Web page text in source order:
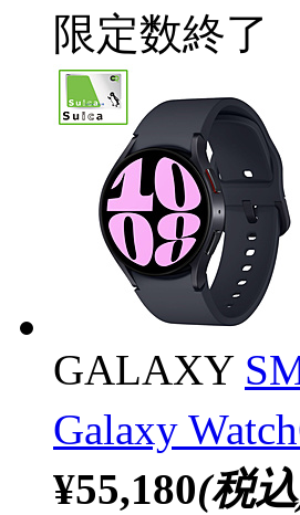
限定数終了
GALAXY
Galaxy
¥55,180(税